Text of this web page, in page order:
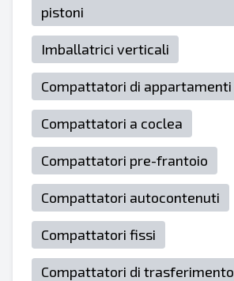
pistoni
Imballatrici verticali
Compattatori di appartamenti
Compattatori a coclea
Compattatori pre-frantoio
Compattatori autocontenuti
Compattatori fissi
Compattatori di trasferimento